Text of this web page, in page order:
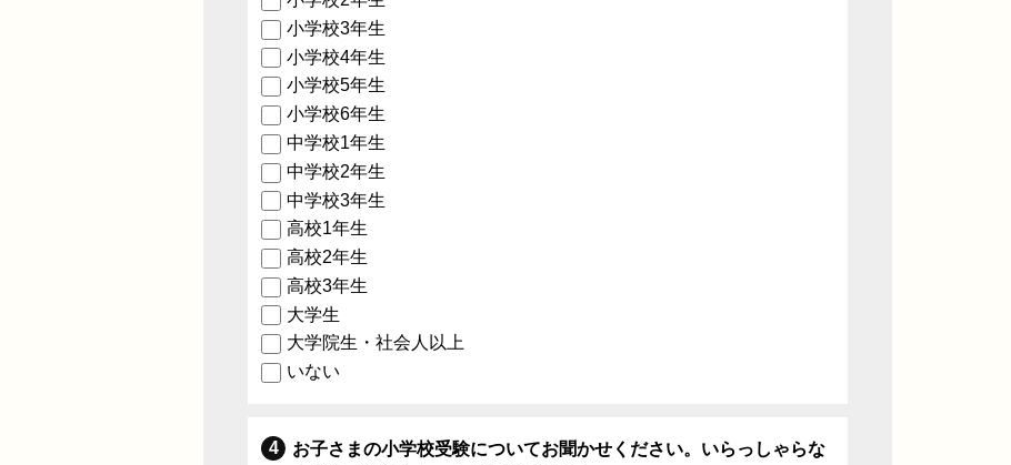
小学校3年生
小学校4年生
小学校5年生
小学校6年生
中学校1年生
中学校2年生
中学校3年生
高校1年生
高校2年生
高校3年生
大学生
大学院生・社会人以上
いない
お子さまの小学校受験についてお聞かせください。いらっしゃらな